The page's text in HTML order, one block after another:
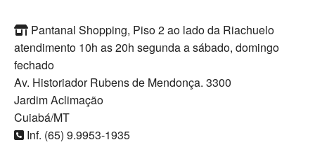
Pantanal Shopping, Piso 2 ao lado da Riachuelo
atendimento 10h as 20h segunda a sábado, domingo
fechado
Av. Historiador Rubens de Mendonça. 3300
Jardim Aclimação
Cuiabá/MT
Inf. (65) 9.9953-1935